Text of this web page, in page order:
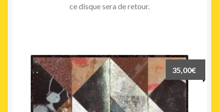
ce disque sera de retour.
35,00€